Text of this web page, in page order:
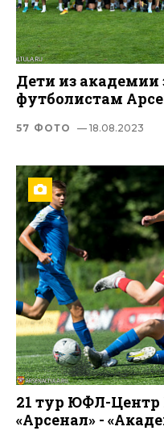
Дети из академии
футболистам
57 ФОТО — 18.08.2023
21 тур ЮФЛ-
«Арсенал» -